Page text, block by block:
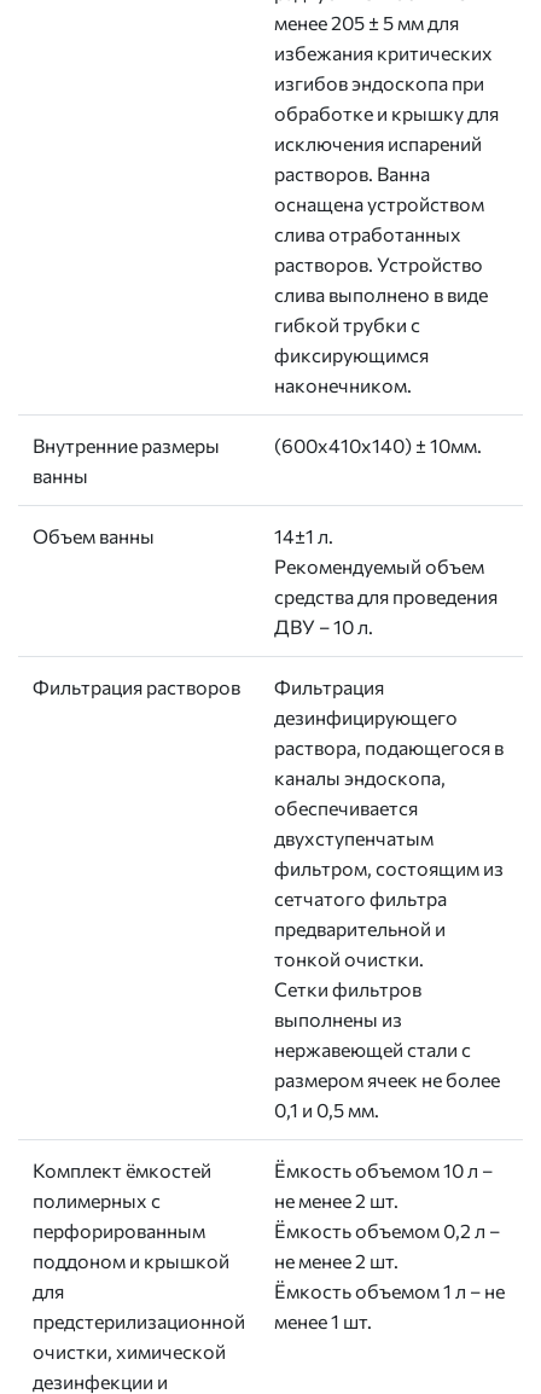
менее 205 ± 5 мм для
избежания критических
изгибов эндоскопа при
обработке и крышку для
исключения испарений
растворов. Ванна
оснащена устройством
слива отработанных
растворов. Устройство
слива выполнено в виде
гибкой трубки с
фиксирующимся
наконечником.
Внутренние размеры
ванны
(600х410х140) ± 10мм.
Объем ванны
14±1 л.
Рекомендуемый объем
средства для проведения
ДВУ – 10 л.
Фильтрация растворов
Фильтрация
дезинфицирующего
раствора, подающегося в
каналы эндоскопа,
обеспечивается
двухступенчатым
фильтром, состоящим из
сетчатого фильтра
предварительной и
тонкой очистки.
Сетки фильтров
выполнены из
нержавеющей стали с
размером ячеек не более
0,1 и 0,5 мм.
Комплект ёмкостей
полимерных с
перфорированным
поддоном и крышкой
для
предстерилизационной
очистки, химической
дезинфекции и
Ёмкость объемом 10 л –
не менее 2 шт.
Ёмкость объемом 0,2 л –
не менее 2 шт.
Ёмкость объемом 1 л – не
менее 1 шт.